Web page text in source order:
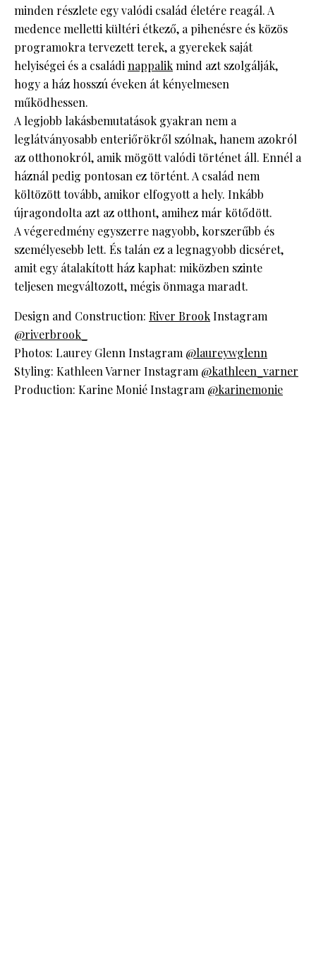
minden részlete egy valódi család életére reagál. A
medence melletti kültéri étkező, a pihenésre és közös
programokra tervezett terek, a gyerekek saját
helyiségei és a családi nappalikmind azt szolgálják,
hogy a ház hosszú éveken át kényelmesen
működhessen.
A legjobb lakásbemutatások gyakran nem a
leglátványosabb enteriőrökről szólnak, hanem azokról
az otthonokról, amik mögött valódi történet áll. Ennél a
háznál pedig pontosan ez történt. A család nem
költözött tovább, amikor elfogyott a hely. Inkább
újragondolta azt az otthont, amihez már kötődött.
A végeredmény egyszerre nagyobb, korszerűbb és
személyesebb lett. És talán ez a legnagyobb dicséret,
amit egy átalakított ház kaphat: miközben szinte
teljesen megváltozott, mégis önmaga maradt.
Design and Construction: River BrookInstagram
@riverbrook_
Photos: Laurey Glenn Instagram @laureywglenn
Styling: Kathleen Varner Instagram @kathleen_varner
Production: Karine Monié Instagram @karinemonie